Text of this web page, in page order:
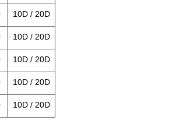
10D / 20D
10D / 20D
10D / 20D
10D / 20D
10D / 20D